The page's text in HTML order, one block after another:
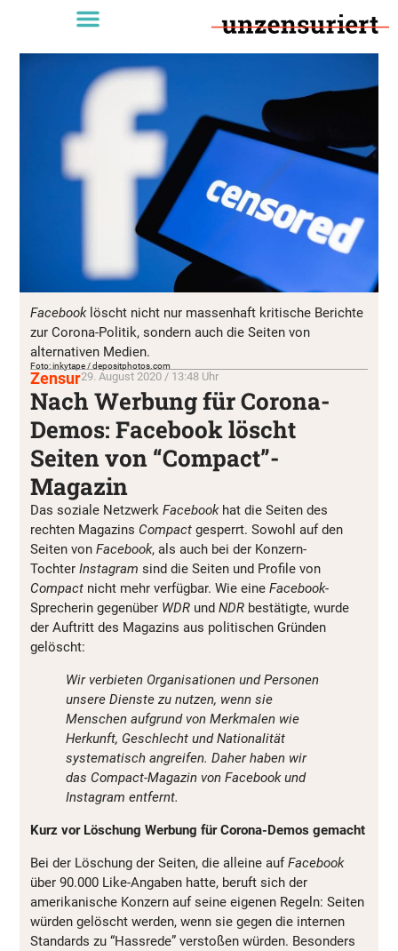
Facebook löscht nicht nur massenhaft kritische Berichte
zur Corona-Politik, sondern auch die Seiten von
alternativen Medien.
Foto: inkytape / depositphotos.com
Zensur29. August 2020 / 13:48 Uhr
Nach Werbung für Corona-
Demos: Facebook löscht
Seiten von “Compact”-
Magazin
Das soziale Netzwerk Facebook hat die Seiten des
rechten Magazins Compact gesperrt. Sowohl auf den
Seiten von Facebook, als auch bei der Konzern-
Tochter Instagram sind die Seiten und Profile von
Compact nicht mehr verfügbar. Wie eine Facebook-
Sprecherin gegenüber WDR und NDR bestätigte, wurde
der Auftritt des Magazins aus politischen Gründen
gelöscht:
Wir verbieten Organisationen und Personen
unsere Dienste zu nutzen, wenn sie
Menschen aufgrund von Merkmalen wie
Herkunft, Geschlecht und Nationalität
systematisch angreifen. Daher haben wir
das Compact-Magazin von Facebook und
Instagram entfernt.
Kurz vor Löschung Werbung für Corona-Demos gemacht
Bei der Löschung der Seiten, die alleine aufFacebook
über 90.000 Like-Angaben hatte, beruft sich der
amerikanische Konzern auf seine eigenen Regeln: Seiten
würden gelöscht werden, wenn sie gegen die internen
Standards zu “Hassrede” verstoßen würden. Besonders